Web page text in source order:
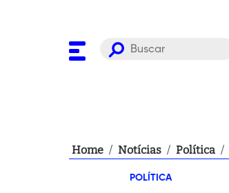
Home / Notícias / Política /
POLÍTICA